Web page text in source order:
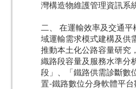
灣構造物維護管理資訊系
二、 在運輸效率及交通平
域運輸需求模式建構及供
推動本土化公路容量研究
織路段容量及服務水準分
段」、「鐵路供需診斷數
置-鐵路數位分身軟體平台